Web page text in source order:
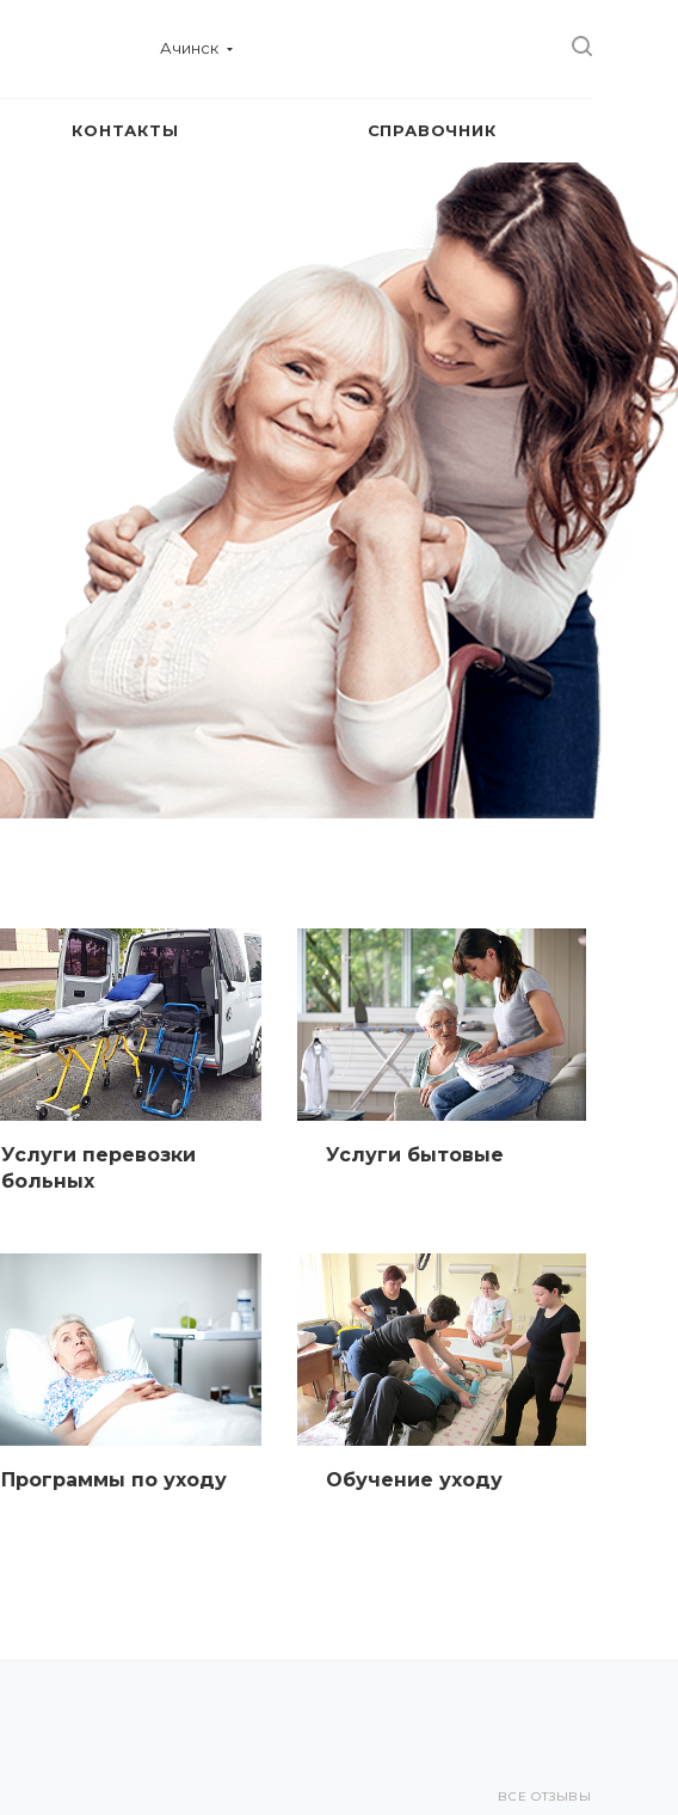
Ачинск
КОНТАКТЫ СПРАВОЧНИК
Услуги перевозки
больных
Услуги бытовые
Программы по уходу Обучение уходу
ВСЕ ОТЗЫВЫ